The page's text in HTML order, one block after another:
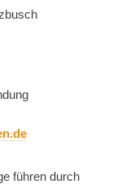
führen durch